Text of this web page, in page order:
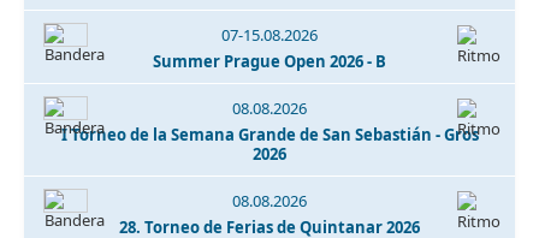
07-15.08.2026
Summer Prague Open 2026 - B
08.08.2026
I Torneo de la Semana Grande de San Sebastián - Gros
2026
08.08.2026
28. Torneo de Ferias de Quintanar 2026